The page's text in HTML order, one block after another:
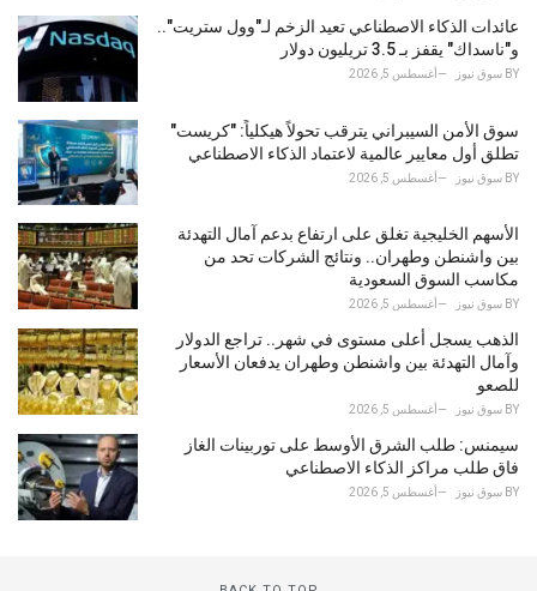
:عائدات الذكاء الاصطناعي تعيد الزخم لـ"وول ستريت"..
و"ناسداك" يقفز بـ 3.5 تريليون دولار
BY سوق نيوز أغسطس 5, 2026
سوق الأمن السيبراني يترقب تحولاً هيكلياً: "كريست"
تطلق أول معايير عالمية لاعتماد الذكاء الاصطناعي
BY سوق نيوز أغسطس 5, 2026
الأسهم الخليجية تغلق على ارتفاع بدعم آمال التهدئة
بين واشنطن وطهران.. ونتائج الشركات تحد من
مكاسب السوق السعودية
BY سوق نيوز أغسطس 5, 2026
الذهب يسجل أعلى مستوى في شهر.. تراجع الدولار
وآمال التهدئة بين واشنطن وطهران يدفعان الأسعار
للصعو
BY سوق نيوز أغسطس 5, 2026
سيمنس: طلب الشرق الأوسط على توربينات الغاز
فاق طلب مراكز الذكاء الاصطناعي
BY سوق نيوز أغسطس 5, 2026